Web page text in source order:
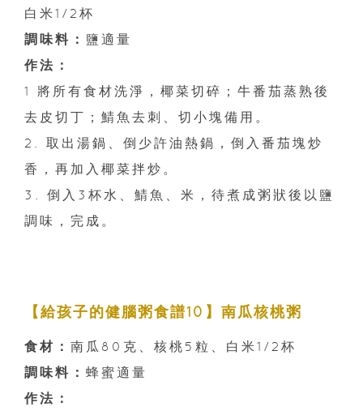
白米1/2杯
調味料： 鹽適量
作法：
1 將所有食材洗淨，椰菜切碎；牛番茄蒸熟後
去皮切丁；鯖魚去刺、切小塊備用。
2. 取出湯鍋、倒少許油熱鍋，倒入番茄塊炒
香，再加入椰菜拌炒。
3. 倒入3杯水、鯖魚、米，待煮成粥狀後以鹽
調味，完成。
【給孩子的健腦粥食譜10】南瓜核桃粥
食材： 南瓜80克、核桃5粒、白米1/2杯
調味料： 蜂蜜適量
作法：